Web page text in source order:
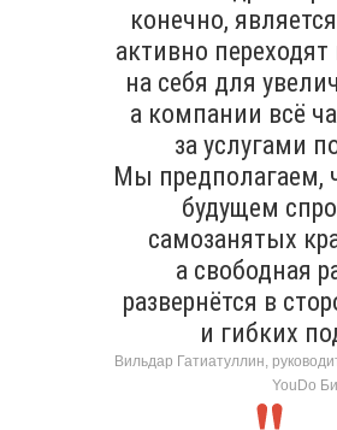
конечно,
активно
на себя для
а компании всё
за услугами
Мы предполагаем,
будущем
самозанятых
а свободная
развернётся в
и гибких
Вильдар Гатиатуллин,
YouDo